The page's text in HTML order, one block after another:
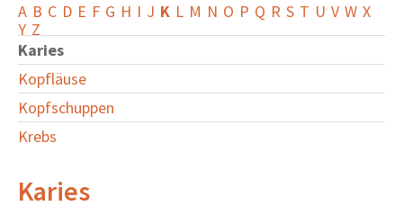
A B C D E F G H I J K L M N O P Q R S T U V W X
Y Z
Karies
Kopfläuse
Kopfschuppen
Krebs
Karies